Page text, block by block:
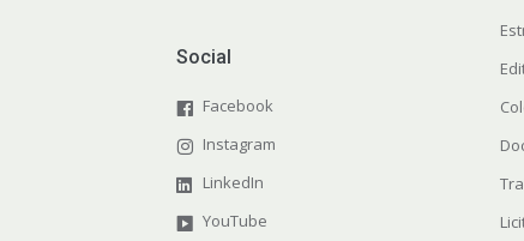
Social
Facebook
Instagram
LinkedIn
YouTube